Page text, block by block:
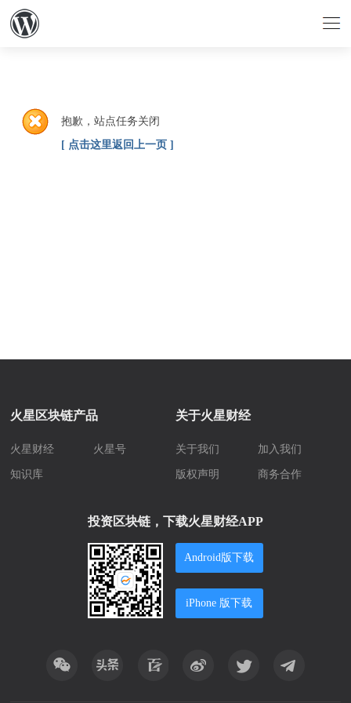
抱歉，站点任务关闭
[ 点击这里返回上一页 ]
火星区块链产品
火星财经 火星号
知识库
关于火星财经
关于我们 加入我们
版权声明 商务合作
投资区块链，下载火星财经APP
Android版下载
iPhone 版下载